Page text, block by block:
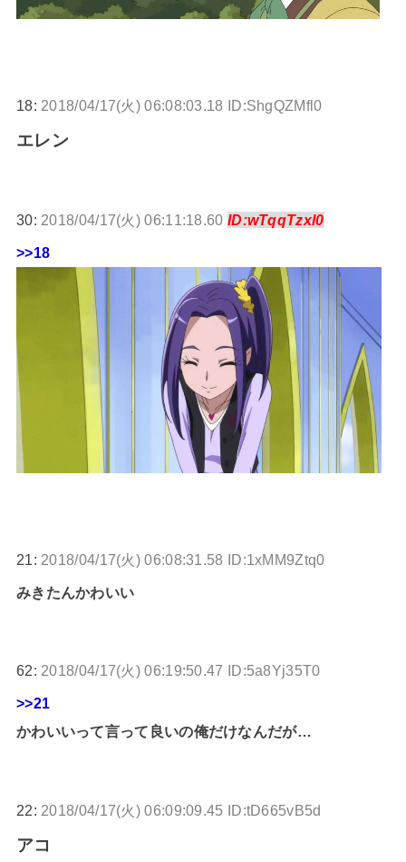
18: 2018/04/17(火) 06:08:03.18 ID:ShgQZMfl0
エレン
30: 2018/04/17(火) 06:11:18.60 ID:wTqqTzxl0
>>18
21: 2018/04/17(火) 06:08:31.58 ID:1xMM9Ztq0
みきたんかわいい
62: 2018/04/17(火) 06:19:50.47 ID:5a8Yj35T0
>>21
かわいいって言って良いの俺だけなんだが…
22: 2018/04/17(火) 06:09:09.45 ID:tD665vB5d
アコ